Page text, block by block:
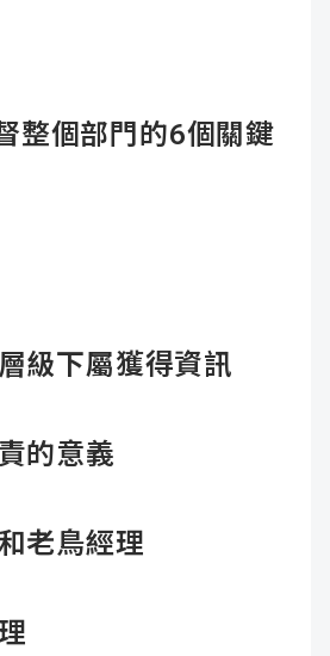
整個部門的6個關鍵
級下屬獲得資訊
的意義
老鳥經理